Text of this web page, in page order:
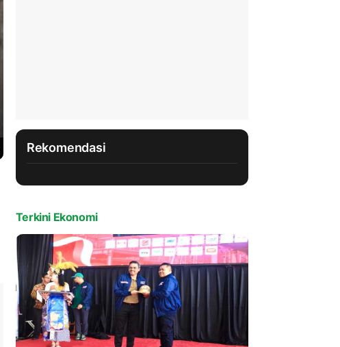
Rekomendasi
Terkini Ekonomi